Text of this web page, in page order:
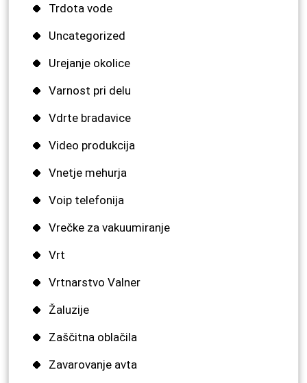
Trdota vode
Uncategorized
Urejanje okolice
Varnost pri delu
Vdrte bradavice
Video produkcija
Vnetje mehurja
Voip telefonija
Vrečke za vakuumiranje
Vrt
Vrtnarstvo Valner
Žaluzije
Zaščitna oblačila
Zavarovanje avta